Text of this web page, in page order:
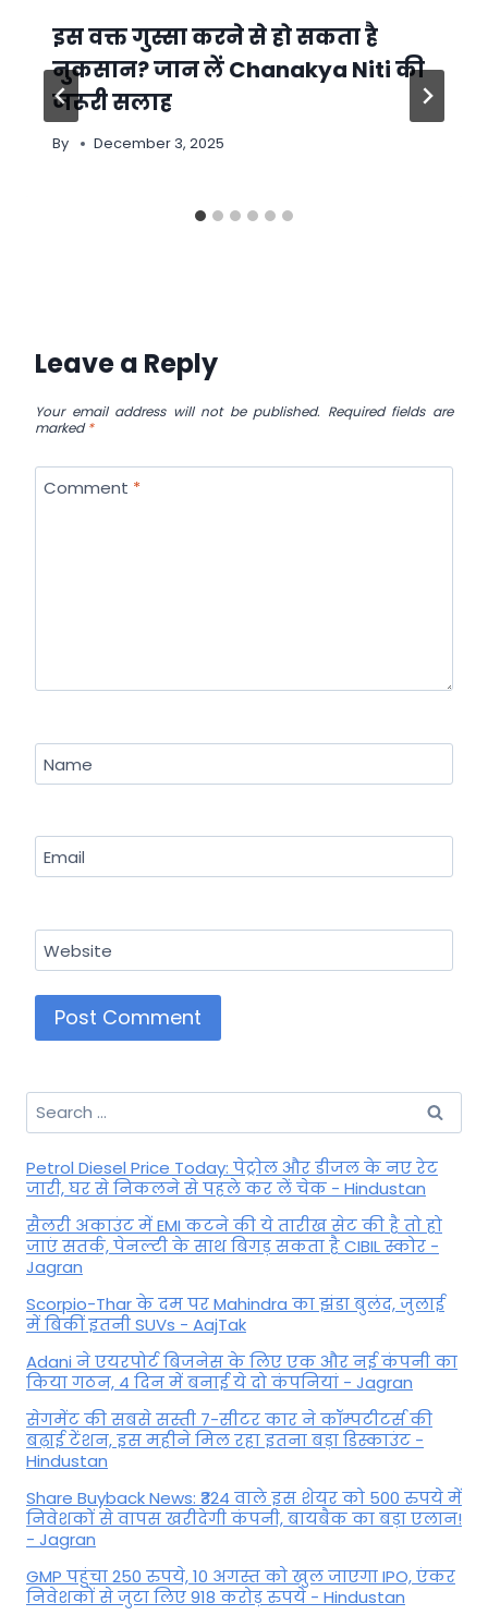
इस वक्त गुस्सा करने से हो सकता है
नुकसान? जान लें Chanakya Niti की
जरूरी सलाह
By December 3, 2025
Leave a Reply
Your email address will not be published. Required fields are
marked*
Comment *
Name
Email
Website
Search
for:
Petrol Diesel Price Today: पेट्रोल और डीजल के नए रेट
जारी, घर से निकलने से पहले कर लें चेक - Hindustan
सैलरी अकाउंट में EMI कटने की ये तारीख सेट की है तो हो
जाएं सतर्क, पेनल्टी के साथ बिगड़ सकता है CIBIL स्कोर -
Jagran
Scorpio-Thar के दम पर Mahindra का झंडा बुलंद, जुलाई
में बिकीं इतनी SUVs - AajTak
Adani ने एयरपोर्ट बिजनेस के लिए एक और नई कंपनी का
किया गठन, 4 दिन में बनाई ये दो कंपनियां - Jagran
सेगमेंट की सबसे सस्ती 7-सीटर कार ने कॉम्पटीटर्स की
बढ़ाई टेंशन, इस महीने मिल रहा इतना बड़ा डिस्काउंट -
Hindustan
Share Buyback News: ₹324 वाले इस शेयर को 500 रुपये में
निवेशकों से वापस खरीदेगी कंपनी, बायबैक का बड़ा एलान!
- Jagran
GMP पहुंचा 250 रुपये, 10 अगस्त को खुल जाएगा IPO, एंकर
निवेशकों से जुटा लिए 918 करोड़ रुपये - Hindustan